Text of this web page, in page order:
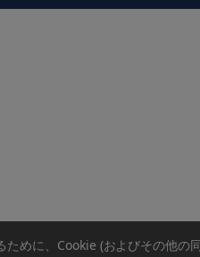
めに、Cookie (およびその他の